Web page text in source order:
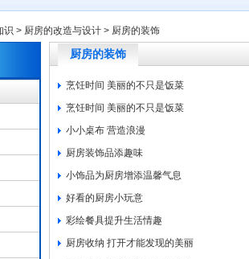
识 > 厨房的改造与设计 > 厨房的装饰
厨房的装饰
烹饪时间 美丽的不只是饭菜
烹饪时间 美丽的不只是饭菜
小小桌布 营造浪漫
厨房装饰品添趣味
小饰品为厨房增添温馨气息
好看的厨房小玩意
彩绘餐具提升生活情趣
厨房收纳 打开才能发现的美丽